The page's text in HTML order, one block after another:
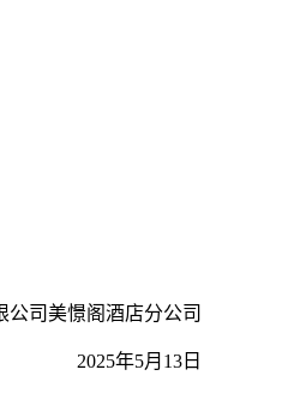
公司美憬阁酒店分公司
2025年5月13日